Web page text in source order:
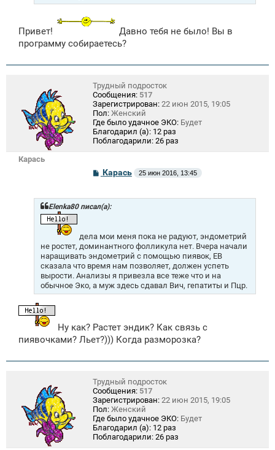
Привет!
Давно тебя не было! Вы в
программу собираетесь?
Карась
Трудный подросток
Сообщения: 517
Зарегистрирован: 22 июн 2015, 19:05
Пол: Женский
Где было удачное ЭКО: Будет
Благодарил (а): 12 раз
Поблагодарили: 26 раз
С
б
щ
е
Карась 25 июн 2016, 13:45
Elenka80 писал(а):
дела мои меня пока не радуют, эндометрий
не ростет, доминантного фолликула нет. Вчера начали
наращивать эндометрий с помощью пиявок, ЕВ
сказала что время нам позволяет, должен успеть
вырости. Анализы я привезла все теже что и на
обычное Эко, а муж здесь сдавал Вич, гепатиты и Пцр.
Ну как? Растет эндик? Как связь с
пиявочками? Льет?))) Когда разморозка?
Трудный подросток
Сообщения: 517
Зарегистрирован: 22 июн 2015, 19:05
Пол: Женский
Где было удачное ЭКО: Будет
Благодарил (а): 12 раз
Поблагодарили: 26 раз